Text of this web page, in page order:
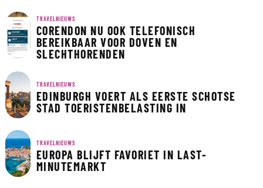
TRAVELNIEUWS
CORENDON NU OOK TELEFONISCH
BEREIKBAAR VOOR DOVEN EN
SLECHTHORENDEN
TRAVELNIEUWS
EDINBURGH VOERT ALS EERSTE SCHOTSE
STAD TOERISTENBELASTING IN
TRAVELNIEUWS
EUROPA BLIJFT FAVORIET IN LAST-
MINUTEMARKT